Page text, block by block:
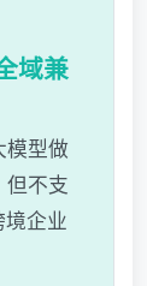
域兼
模型做
但不支
企业